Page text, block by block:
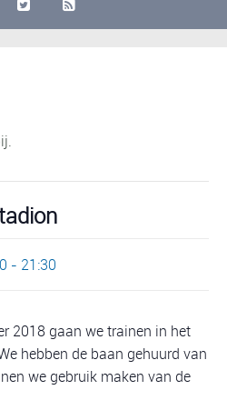
- 21:30
2018 gaan we trainen in het
hebben de baan gehuurd van
we gebruik maken van de